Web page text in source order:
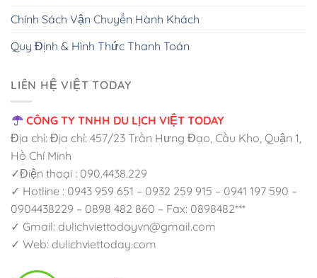
Chính Sách Vận Chuyển Hành Khách
Quy Định & Hình Thức Thanh Toán
LIÊN HỆ VIỆT TODAY
CÔNG TY TNHH DU LỊCH VIỆT TODAY
Địa chỉ: Địa chỉ: 457/23 Trần Hưng Đạo, Cầu Kho, Quận 1,
Hồ Chí Minh
✓Điện thoại : 090.4438.229
✓ Hotline : 0943 959 651 – 0932 259 915 – 0941 197 590 –
0904438229 – 0898 482 860 – Fax: 0898482***
✓ Gmail: dulichviettodayvn@gmail.com
✓ Web: dulichviettoday.com